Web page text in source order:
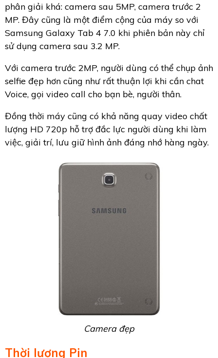
phân giải khá: camera sau 5MP, camera trước 2
MP. Đây cũng là một điểm cộng của máy so với
Samsung Galaxy Tab 4 7.0 khi phiên bản này chỉ
sử dụng camera sau 3.2 MP.
Với camera trước 2MP, người dùng có thể chụp ảnh
selfie đẹp hơn cũng như rất thuận lợi khi cần chat
Voice, gọi video call cho bạn bè, người thân.
Đồng thời máy cũng có khả năng quay video chất
lượng HD 720p hỗ trợ đắc lực người dùng khi làm
việc, giải trí, lưu giữ hình ảnh đáng nhớ hàng ngày.
Camera đẹp
Thời lượng Pin